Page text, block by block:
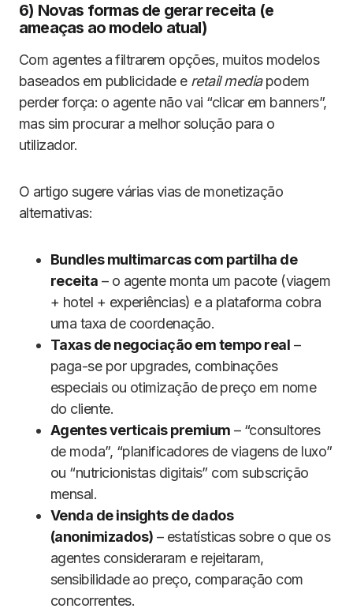
6) Novas formas de gerar receita (e
ameaças ao modelo atual)
Com agentes a filtrarem opções, muitos modelos
baseados em publicidade e retail mediapodem
perder força: o agente não vai “clicar em banners”,
mas sim procurar a melhor solução para o
utilizador.
O artigo sugere várias vias de monetização
alternativas:
Bundles multimarcas com partilha de
receita – o agente monta um pacote (viagem
+ hotel + experiências) e a plataforma cobra
uma taxa de coordenação.
Taxas de negociação em tempo real –
paga-se por upgrades, combinações
especiais ou otimização de preço em nome
do cliente.
Agentes verticais premium – “consultores
de moda”, “planificadores de viagens de luxo”
ou “nutricionistas digitais” com subscrição
mensal.
Venda de insights de dados
(anonimizados) – estatísticas sobre o que os
agentes consideraram e rejeitaram,
sensibilidade ao preço, comparação com
concorrentes.